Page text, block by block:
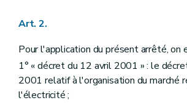
Art. 2.
Pour l'application du présent arrêté, on
1° « décret du 12 avril 2001 » : le
2001 relatif à l'organisation du marché
l'électricité ;